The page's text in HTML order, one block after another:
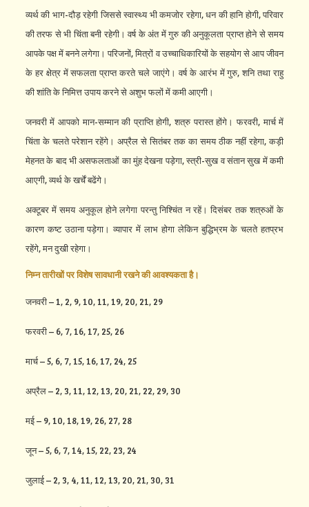
व्यर्थ की भाग-दौड़ रहेगी जिससे स्वास्थ्य भी कमजोर रहेगा, धन की हानि होगी, परिवार
की तरफ से भी चिंता बनी रहेगी। वर्ष के अंत में गुरु की अनुकूलता प्राप्त होने से समय
आपके पक्ष में बनने लगेगा। परिजनों, मित्रों व उच्चाधिकारियों के सहयोग से आप जीवन
के हर क्षेत्र में सफलता प्राप्त करते चले जाएंगे। वर्ष के आरंभ में गुरु, शनि तथा राहु
की शांति के निमित्त उपाय करने से अशुभ फलों में कमी आएगी।
जनवरी में आपको मान-सम्मान की प्राप्ति होगी, शत्रु परास्त होंगे। फरवरी, मार्च में
चिंता के चलते परेशान रहेंगे। अप्रैल से सितंबर तक का समय ठीक नहीं रहेगा, कड़ी
मेहनत के बाद भी असफलताओं का मुंह देखना पड़ेगा, स्त्री-सुख व संतान सुख में कमी
आएगी, व्यर्थ के खर्चें बढेंगे।
अक्टूबर में समय अनुकूल होने लगेगा परन्तु निश्चिंत न रहें। दिसंबर तक शत्रुओं के
कारण कष्ट उठाना पड़ेगा। व्यापार में लाभ होगा लेकिन बुद्धिभ्रम के चलते हतप्रभ
रहेंगे, मन दुखी रहेगा।
निम्न तारीखों पर विशेष सावधानी रखने की आवश्यकता है।
जनवरी – 1, 2, 9, 10, 11, 19, 20, 21, 29
फरवरी – 6, 7, 16, 17, 25, 26
मार्च – 5, 6, 7, 15, 16, 17, 24, 25
अप्रैल – 2, 3, 11, 12, 13, 20, 21, 22, 29, 30
मई – 9, 10, 18, 19, 26, 27, 28
जून – 5, 6, 7, 14, 15, 22, 23, 24
जुलाई – 2, 3, 4, 11, 12, 13, 20, 21, 30, 31